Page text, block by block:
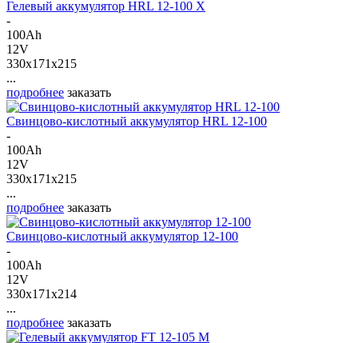
Гелевый аккумулятор HRL 12-100 X
-
100Ah
12V
330x171x215
...
подробнее заказать
Свинцово-кислотный аккумулятор HRL 12-100
-
100Ah
12V
330x171x215
...
подробнее заказать
Свинцово-кислотный аккумулятор 12-100
-
100Ah
12V
330x171x214
...
подробнее заказать